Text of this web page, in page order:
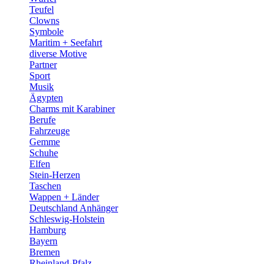
Teufel
Clowns
Symbole
Maritim + Seefahrt
diverse Motive
Partner
Sport
Musik
Ägypten
Charms mit Karabiner
Berufe
Fahrzeuge
Gemme
Schuhe
Elfen
Stein-Herzen
Taschen
Wappen + Länder
Deutschland Anhänger
Schleswig-Holstein
Hamburg
Bayern
Bremen